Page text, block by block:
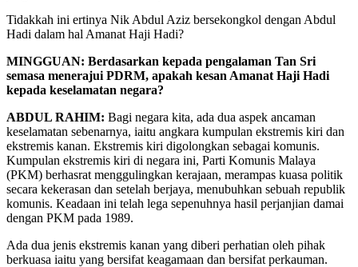
Tidakkah ini ertinya Nik Abdul Aziz bersekongkol dengan Abdul
Hadi dalam hal Amanat Haji Hadi?
MINGGUAN: Berdasarkan kepada pengalaman Tan Sri
semasa menerajui PDRM, apakah kesan Amanat Haji Hadi
kepada keselamatan negara?
ABDUL RAHIM: Bagi negara kita, ada dua aspek ancaman
keselamatan sebenarnya, iaitu angkara kumpulan ekstremis kiri dan
ekstremis kanan. Ekstremis kiri digolongkan sebagai komunis.
Kumpulan ekstremis kiri di negara ini, Parti Komunis Malaya
(PKM) berhasrat menggulingkan kerajaan, merampas kuasa politik
secara kekerasan dan setelah berjaya, menubuhkan sebuah republik
komunis. Keadaan ini telah lega sepenuhnya hasil perjanjian damai
dengan PKM pada 1989.
Ada dua jenis ekstremis kanan yang diberi perhatian oleh pihak
berkuasa iaitu yang bersifat keagamaan dan bersifat perkauman.